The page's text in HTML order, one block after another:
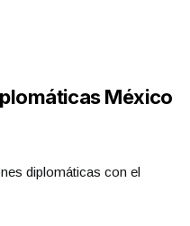
México
diplomáticas con el